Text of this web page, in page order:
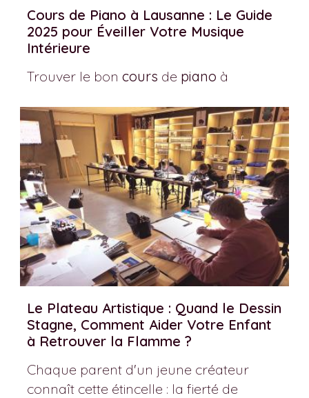
Cours de Piano à Lausanne : Le Guide
2025 pour Éveiller Votre Musique
Intérieure
Trouver le bon cours de piano à
Le Plateau Artistique : Quand le Dessin
Stagne, Comment Aider Votre Enfant
à Retrouver la Flamme ?
Chaque parent d'un jeune créateur
connaît cette étincelle : la fierté de